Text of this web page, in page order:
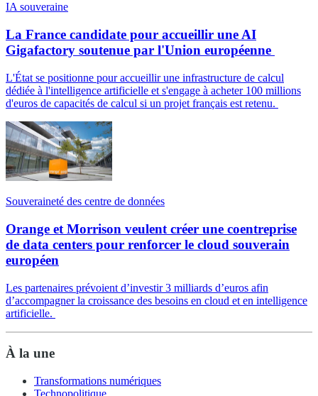
IA souveraine
La France candidate pour accueillir une AI
Gigafactory soutenue par l'Union européenne
L'État se positionne pour accueillir une infrastructure de calcul
dédiée à l'intelligence artificielle et s'engage à acheter 100 millions
d'euros de capacités de calcul si un projet français est retenu.
Souveraineté des centre de données
Orange et Morrison veulent créer une coentreprise
de data centers pour renforcer le cloud souverain
européen
Les partenaires prévoient d’investir 3 milliards d’euros afin
d’accompagner la croissance des besoins en cloud et en intelligence
artificielle.
À la une
Transformations numériques
Technopolitique